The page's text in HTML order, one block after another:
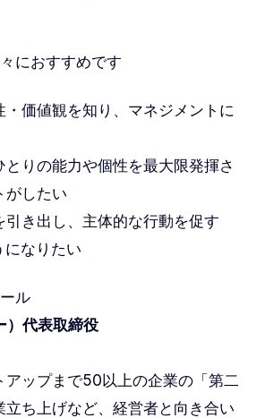
におすすめです
・価値観を知り、マネジメントに
とりの能力や個性を最大限発揮さ
がしたい
引き出し、主体的な行動を促す
になりたい
ル
）代表取締役
アップまで50以上の企業の「第二
立ち上げなど、経営者と向き合い